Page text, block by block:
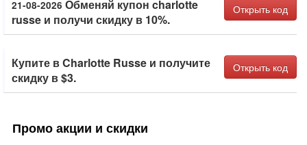
21-08-2026 Обменяй купон charlotte
russe и получи скидку в 10%.
Открыть код
Купите в Charlotte Russe и получите
скидку в $3.
Открыть код
Промо акции и скидки